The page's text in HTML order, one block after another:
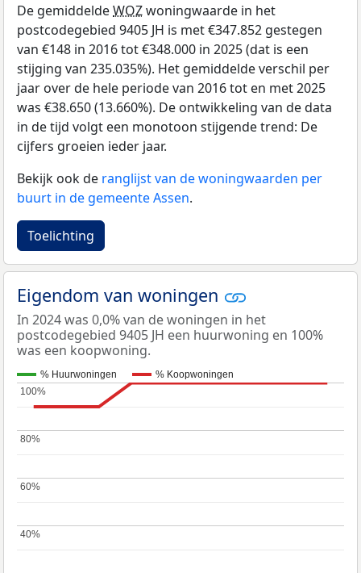
De gemiddeldeWOZwoningwaarde in het
postcodegebied 9405 JH is met €347.852 gestegen
van €148 in 2016 tot €348.000 in 2025 (dat is een
stijging van 235.035%). Het gemiddelde verschil per
jaar over de hele periode van 2016 tot en met 2025
was €38.650 (13.660%). De ontwikkeling van de data
in de tijd volgt een monotoon stijgende trend: De
cijfers groeien ieder jaar.
Bekijk ook de ranglijst van de woningwaarden per
buurt in de gemeente Assen.
Toelichting
Eigendom van woningen
In 2024 was 0,0% van de woningen in het
postcodegebied 9405 JH een huurwoning en 100%
was een koopwoning.
% Huurwoningen % Koopwoningen
40%
40%
60%
60%
80%
80%
100%
100%